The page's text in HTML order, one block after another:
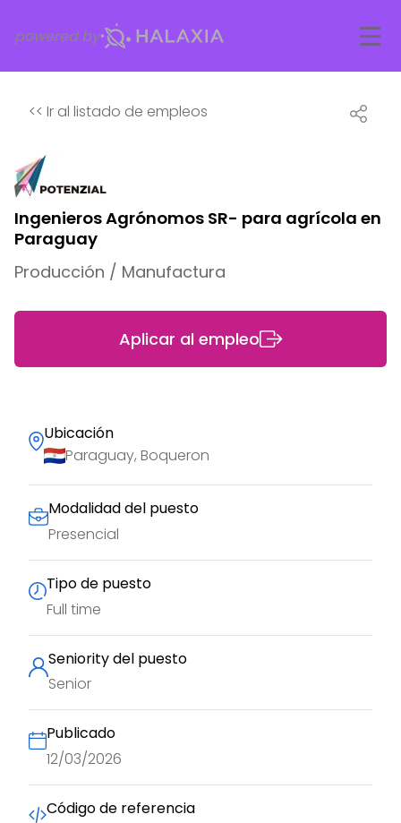
powered by
<< Ir al listado de empleos
Ingenieros Agrónomos SR- para agrícola en
Paraguay
Producción / Manufactura
Aplicar al empleo
Ubicación
Paraguay, Boqueron
Modalidad del puesto
Presencial
Tipo de puesto
Full time
Seniority del puesto
Senior
Publicado
12/03/2026
Código de referencia